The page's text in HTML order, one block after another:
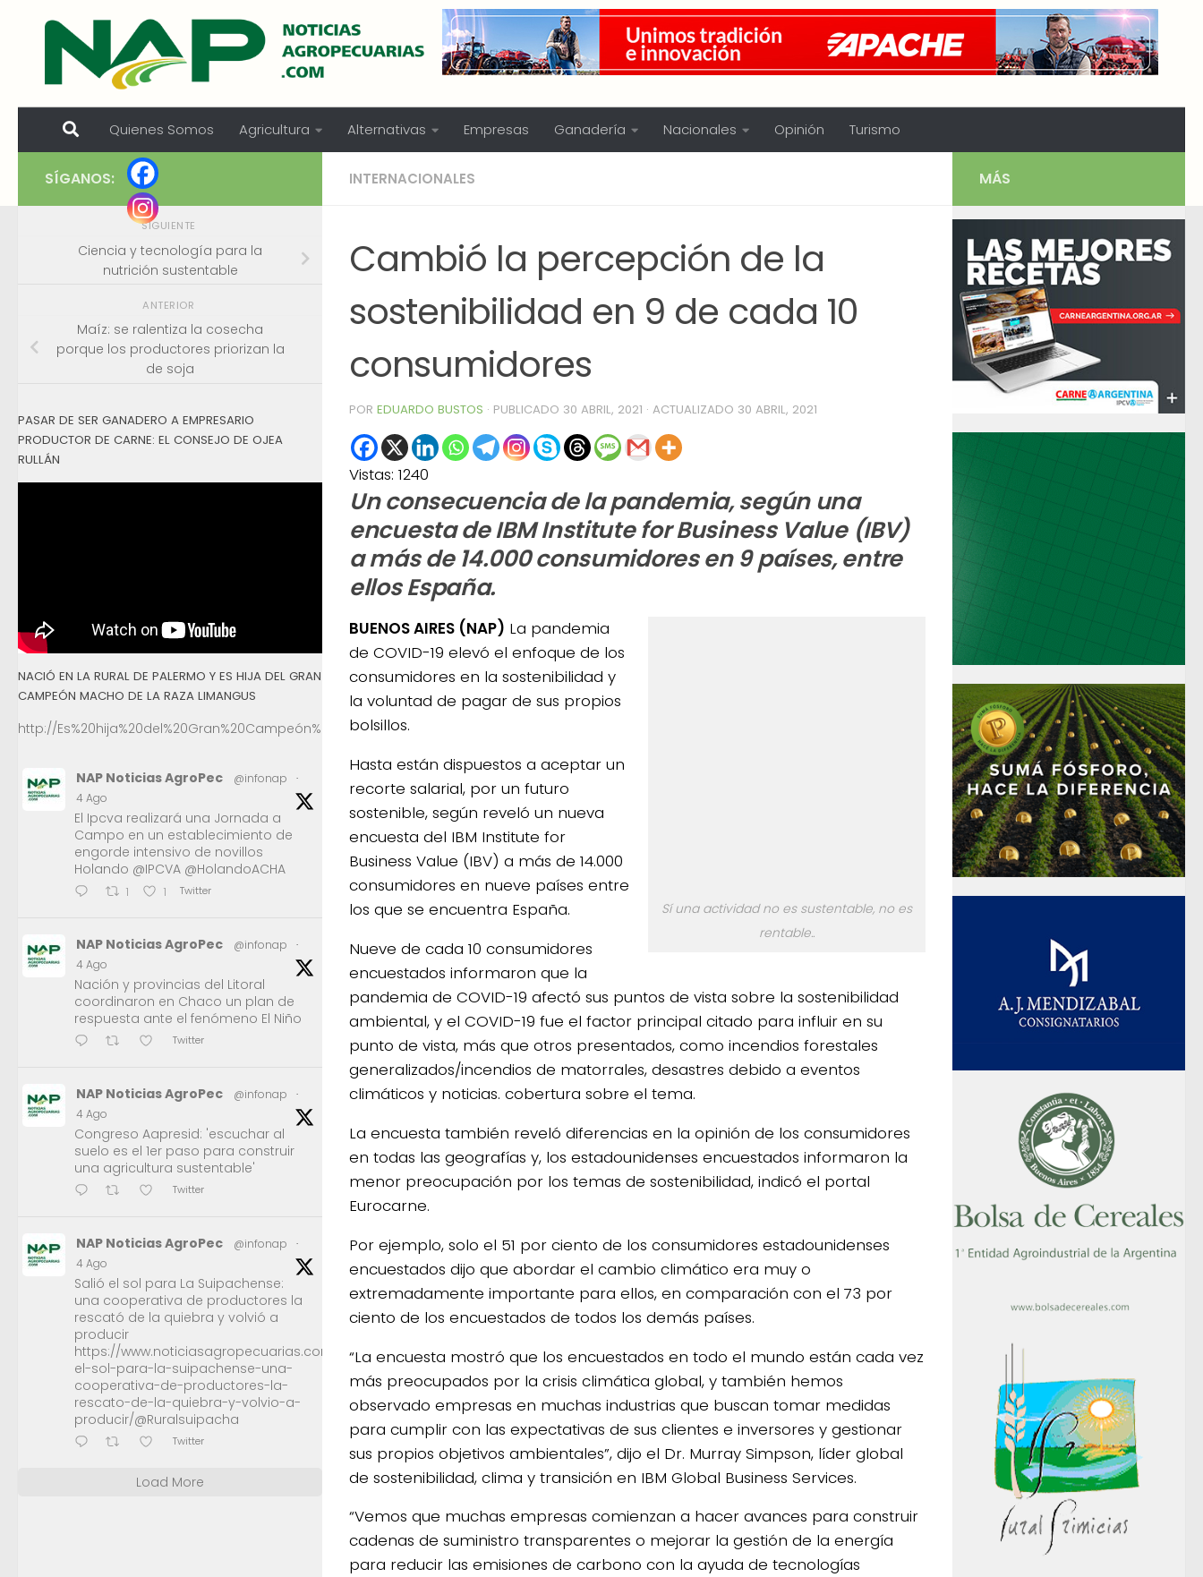
Skip to content
Quienes Somos Agricultura Alternativas Empresas Ganadería Nacionales Opinión Turismo
INTERNACIONALES
Cambió la percepción de la
sostenibilidad en 9 de cada 10
consumidores
POR EDUARDO BUSTOS · PUBLICADO 30 ABRIL, 2021 · ACTUALIZADO 30 ABRIL, 2021
Vistas: 1240
Un consecuencia de la pandemia, según una
encuesta de IBM Institute for Business Value (IBV)
a más de 14.000 consumidores en 9 países, entre
ellos España.
Sí una actividad no es sustentable, no es
rentable..
BUENOS AIRES (NAP) La pandemia
de COVID-19 elevó el enfoque de los
consumidores en la sostenibilidad y
la voluntad de pagar de sus propios
bolsillos.
Hasta están dispuestos a aceptar un
recorte salarial, por un futuro
sostenible, según reveló un nueva
encuesta del IBM Institute for
Business Value (IBV) a más de 14.000
consumidores en nueve países entre
los que se encuentra España.
Nueve de cada 10 consumidores
encuestados informaron que la
pandemia de COVID-19 afectó sus puntos de vista sobre la sostenibilidad
ambiental, y el COVID-19 fue el factor principal citado para influir en su
punto de vista, más que otros presentados, como incendios forestales
generalizados/incendios de matorrales, desastres debido a eventos
climáticos y noticias. cobertura sobre el tema.
La encuesta también reveló diferencias en la opinión de los consumidores
en todas las geografías y, los estadounidenses encuestados informaron la
menor preocupación por los temas de sostenibilidad, indicó el portal
Eurocarne.
Por ejemplo, solo el 51 por ciento de los consumidores estadounidenses
encuestados dijo que abordar el cambio climático era muy o
extremadamente importante para ellos, en comparación con el 73 por
ciento de los encuestados de todos los demás países.
“La encuesta mostró que los encuestados en todo el mundo están cada vez
más preocupados por la crisis climática global, y también hemos
observado empresas en muchas industrias que buscan tomar medidas
para cumplir con las expectativas de sus clientes e inversores y gestionar
sus propios objetivos ambientales”, dijo el Dr. Murray Simpson, líder global
de sostenibilidad, clima y transición en IBM Global Business Services.
“Vemos que muchas empresas comienzan a hacer avances para construir
cadenas de suministro transparentes o mejorar la gestión de la energía
para reducir las emisiones de carbono con la ayuda de tecnologías
SÍGANOS:
SIGUIENTE
Ciencia y tecnología para la
nutrición sustentable
ANTERIOR
Maíz: se ralentiza la cosecha
porque los productores priorizan la
de soja
PASAR DE SER GANADERO A EMPRESARIO
PRODUCTOR DE CARNE: EL CONSEJO DE OJEA
RULLÁN
NACIÓ EN LA RURAL DE PALERMO Y ES HIJA DEL GRAN
CAMPEÓN MACHO DE LA RAZA LIMANGUS
http://Es%20hija%20del%20Gran%20Campeón%20Macho%20de%20la%20Raza%20Limangus,
NAP Noticias AgroPec @infonap
·
4 Ago
El Ipcva realizará una Jornada a
Campo en un establecimiento de
engorde intensivo de novillos
Holando @IPCVA @HolandoACHA
1 1 Twitter
NAP Noticias AgroPec @infonap
·
4 Ago
Nación y provincias del Litoral
coordinaron en Chaco un plan de
respuesta ante el fenómeno El Niño
Twitter
NAP Noticias AgroPec @infonap
·
4 Ago
Congreso Aapresid: 'escuchar al
suelo es el 1er paso para construir
una agricultura sustentable'
Twitter
NAP Noticias AgroPec @infonap
·
4 Ago
Salió el sol para La Suipachense:
una cooperativa de productores la
rescató de la quiebra y volvió a
producir
https://www.noticiasagropecuarias.com/2026/08/04/salio-
el-sol-para-la-suipachense-una-
cooperativa-de-productores-la-
rescato-de-la-quiebra-y-volvio-a-
producir/@Ruralsuipacha
Twitter
Load More
MÁS